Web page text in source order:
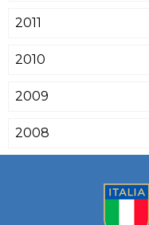
2011
2010
2009
2008